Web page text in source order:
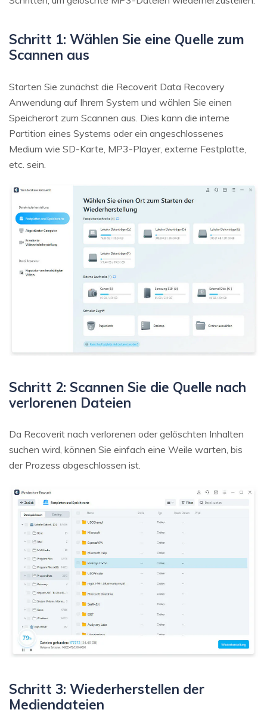
Schritt 1: Wählen Sie eine Quelle zum
Scannen aus
Starten Sie zunächst die Recoverit Data Recovery
Anwendung auf Ihrem System und wählen Sie einen
Speicherort zum Scannen aus. Dies kann die interne
Partition eines Systems oder ein angeschlossenes
Medium wie SD-Karte, MP3-Player, externe Festplatte,
etc. sein.
Schritt 2: Scannen Sie die Quelle nach
verlorenen Dateien
Da Recoverit nach verlorenen oder gelöschten Inhalten
suchen wird, können Sie einfach eine Weile warten, bis
der Prozess abgeschlossen ist.
Schritt 3: Wiederherstellen der
Mediendateien